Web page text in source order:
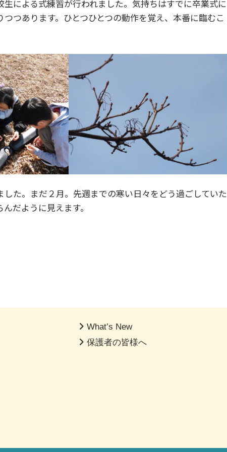
による式練習が行われました。気持ちはすでに卒業式に
つあります。ひとつひとつの動作を覚え、本番に臨むこ
た。まだ２月。先週までの寒い日々をどう過ごしていた
だように見えます。
What’s New
保護者の皆様へ